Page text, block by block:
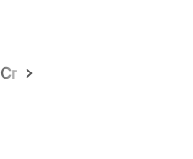
Спецпроєкти